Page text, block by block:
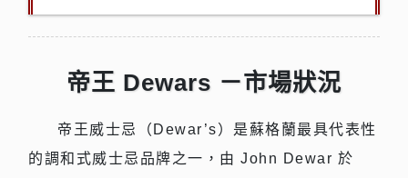
帝王 Dewars －市場狀況
帝王威士忌（Dewar’s）是蘇格蘭最具代表性
的調和式威士忌品牌之一，由 John Dewar 於